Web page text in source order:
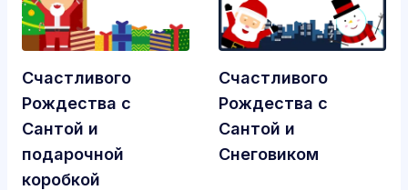
Счастливого
Рождества с
Сантой и
подарочной
коробкой
Счастливого
Рождества с
Сантой и
Снеговиком